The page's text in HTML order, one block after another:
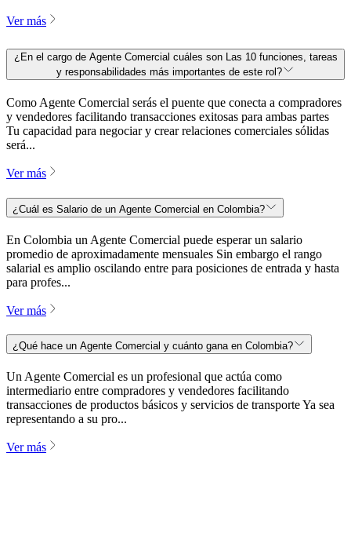
Ver más
¿En el cargo de Agente Comercial cuáles son Las 10 funciones, tareas
y responsabilidades más importantes de este rol?
Como Agente Comercial serás el puente que conecta a compradores
y vendedores facilitando transacciones exitosas para ambas partes
Tu capacidad para negociar y crear relaciones comerciales sólidas
será...
Ver más
¿Cuál es Salario de un Agente Comercial en Colombia?
En Colombia un Agente Comercial puede esperar un salario
promedio de aproximadamente mensuales Sin embargo el rango
salarial es amplio oscilando entre para posiciones de entrada y hasta
para profes...
Ver más
¿Qué hace un Agente Comercial y cuánto gana en Colombia?
Un Agente Comercial es un profesional que actúa como
intermediario entre compradores y vendedores facilitando
transacciones de productos básicos y servicios de transporte Ya sea
representando a su pro...
Ver más